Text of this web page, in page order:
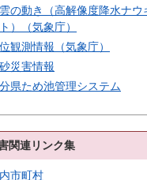
の動き（高解像度降水ナウ
）（気象庁）
観測情報（気象庁）
災害情報
県ため池管理システム
関連リンク集
市町村